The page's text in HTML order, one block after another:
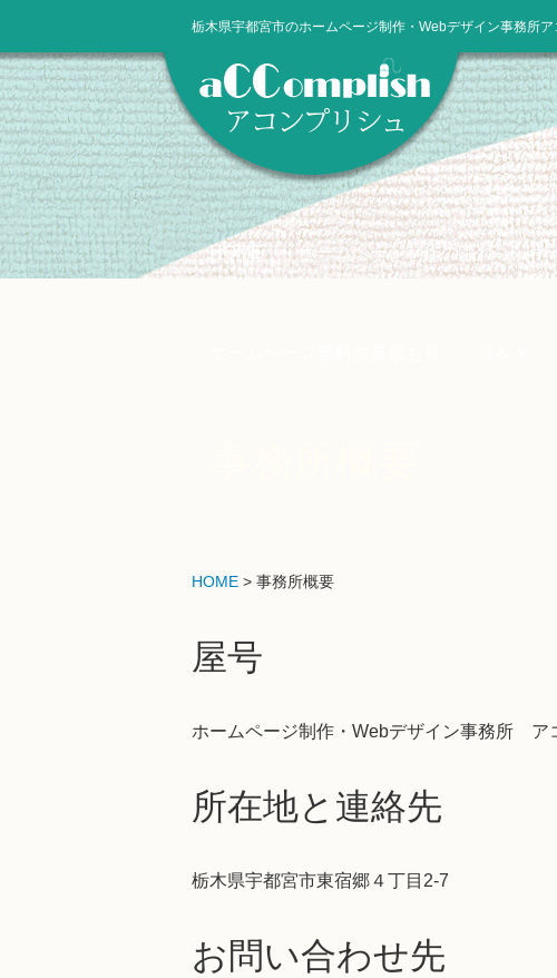
栃木県宇都宮市のホームページ制作・Webデザイン事務所ア
HOME ホームページ制作の流れ ホ
HOME > 事務所概要
屋号
ホームページ制作・Webデザイン事務所 ア
所在地と連絡先
栃木県宇都宮市東宿郷４丁目2-7
お問い合わせ先